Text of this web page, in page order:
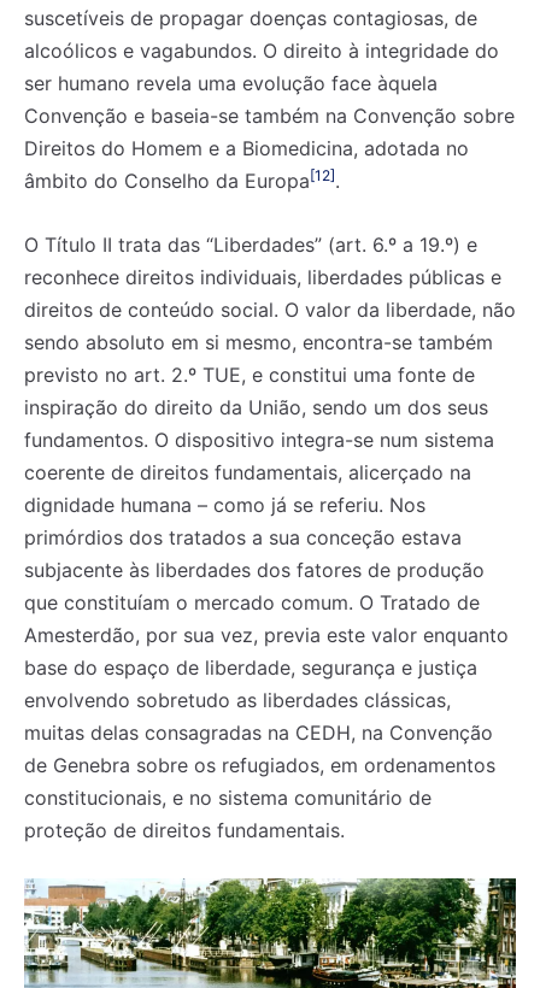
suscetíveis de propagar doenças contagiosas, de
alcoólicos e vagabundos. O direito à integridade do
ser humano revela uma evolução face àquela
Convenção e baseia-se também na Convenção sobre
Direitos do Homem e a Biomedicina, adotada no
âmbito do Conselho da Europa[12].
O Título II trata das “Liberdades” (art. 6.º a 19.º) e
reconhece direitos individuais, liberdades públicas e
direitos de conteúdo social. O valor da liberdade, não
sendo absoluto em si mesmo, encontra-se também
previsto no art. 2.º TUE, e constitui uma fonte de
inspiração do direito da União, sendo um dos seus
fundamentos. O dispositivo integra-se num sistema
coerente de direitos fundamentais, alicerçado na
dignidade humana – como já se referiu. Nos
primórdios dos tratados a sua conceção estava
subjacente às liberdades dos fatores de produção
que constituíam o mercado comum. O Tratado de
Amesterdão, por sua vez, previa este valor enquanto
base do espaço de liberdade, segurança e justiça
envolvendo sobretudo as liberdades clássicas,
muitas delas consagradas na CEDH, na Convenção
de Genebra sobre os refugiados, em ordenamentos
constitucionais, e no sistema comunitário de
proteção de direitos fundamentais.